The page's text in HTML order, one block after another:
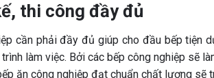
thi công đầy đủ
cần phải đầy đủ giúp cho đầu bếp tiện
làm việc. Bởi các bếp công nghiệp sẽ
ăn công nghiệp đạt chuẩn chất lượng sẽ